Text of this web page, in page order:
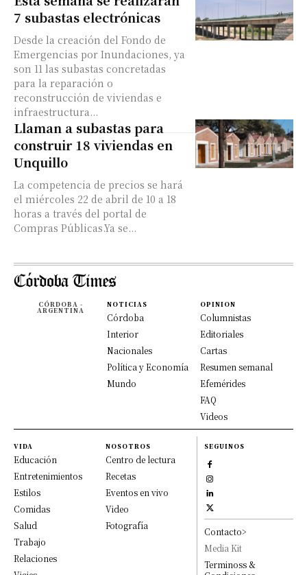
7 subastas electrónicas
Desde la creación del Fondo de
Emergencias por Inundaciones, ya
son 11 las subastas concretadas
para la reparación o
reconstrucción de viviendas e
infraestructura...
Llaman a subastas para
construir 18 viviendas en
Unquillo
La competencia de precios se hará
el miércoles 22 de abril de 10 a 18
horas a través del portal de
Compras Públicas.Ya se...
CÓRDOBA -
ARGENTINA
NOTICIAS
Córdoba
Interior
Nacionales
Política y Economía
Mundo
OPINION
Columnistas
Editoriales
Cartas
Resumen semanal
Efemérides
FAQ
Videos
VIDA
Educación
Entretenimientos
Estilos
Comidas
Salud
Trabajo
Relaciones
NOSOTROS
Centro de lectura
Recetas
Eventos en vivo
Video
Fotografía
SEGUINOS
Contacto>
Media Kit
Terminoss &